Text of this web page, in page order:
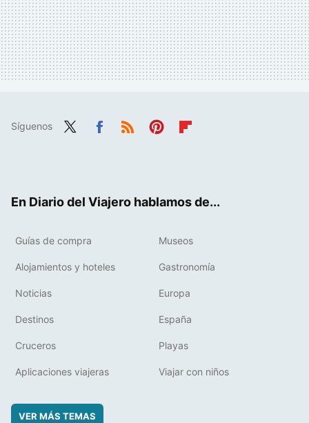
Síguenos
En Diario del Viajero hablamos de...
Guías de compra Museos
Alojamientos y hoteles Gastronomía
Noticias Europa
Destinos España
Cruceros Playas
Aplicaciones viajeras Viajar con niños
VER MÁS TEMAS